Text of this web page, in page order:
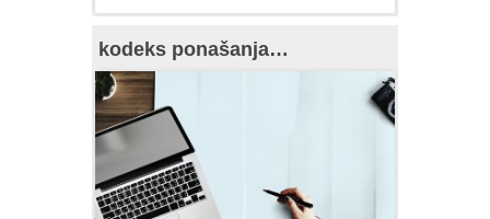
kodeks ponašanja…